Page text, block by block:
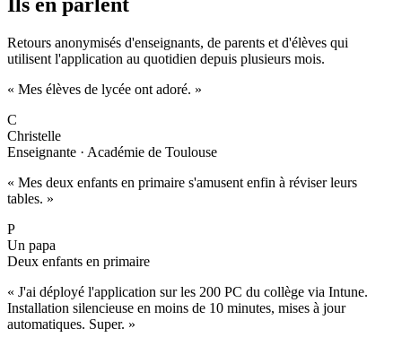
Ils en parlent
Retours anonymisés d'enseignants, de parents et d'élèves qui
utilisent l'application au quotidien depuis plusieurs mois.
« Mes élèves de lycée ont adoré. »
C
Christelle
Enseignante · Académie de Toulouse
« Mes deux enfants en primaire s'amusent enfin à réviser leurs
tables. »
P
Un papa
Deux enfants en primaire
« J'ai déployé l'application sur les 200 PC du collège via Intune.
Installation silencieuse en moins de 10 minutes, mises à jour
automatiques. Super. »